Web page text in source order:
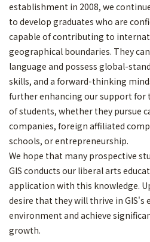
establishment in 2008, we
to develop graduates who are
capable of contributing to
geographical boundaries. They
language and possess global-
skills, and a forward-thinking
further enhancing our support
of students, whether they pursue
companies, foreign affiliated
schools, or entrepreneurship.
We hope that many prospective
GIS conducts our liberal arts
application with this knowledge.
desire that they will thrive in GIS's
environment and achieve
growth.